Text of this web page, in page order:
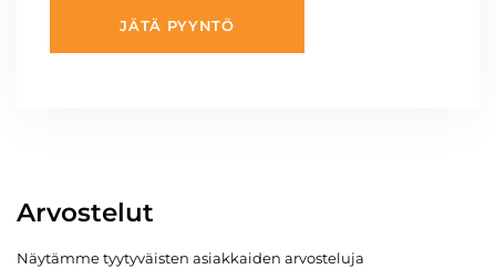
JÄTÄ PYYNTÖ
Arvostelut
Näytämme tyytyväisten asiakkaiden arvosteluja